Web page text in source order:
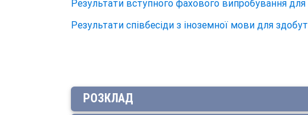
Результати вступного фахового випробування
Результати співбесіди з іноземної мови для
РОЗКЛАД